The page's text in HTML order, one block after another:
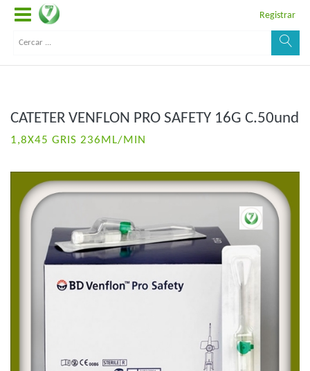
Registrar
CATETER VENFLON PRO SAFETY 16G C.50und
1,8X45 GRIS 236ML/MIN